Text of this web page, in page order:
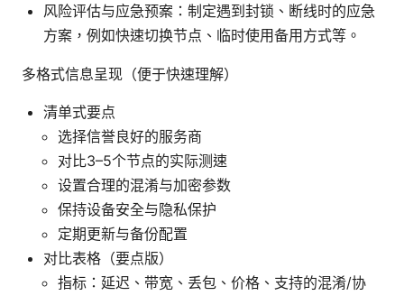
风险评估与应急预案：制定遇到封锁、断线时的应急
方案，例如快速切换节点、临时使用备用方式等。
多格式信息呈现（便于快速理解）
清单式要点
选择信誉良好的服务商
对比3–5个节点的实际测速
设置合理的混淆与加密参数
保持设备安全与隐私保护
定期更新与备份配置
对比表格（要点版）
指标：延迟、带宽、丢包、价格、支持的混淆/协